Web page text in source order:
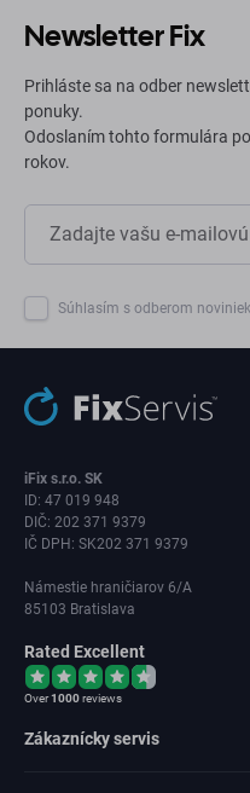
Newsletter Fix
Prihláste sa na odber
ponuky.
Odoslaním tohto formulára
rokov.
Súhlasím s odberom noviniek
iFix s.r.o. SK
ID: 47 019 948
DIČ: 202 371 9379
IČ DPH: SK202 371 9379
Námestie hraničiarov 6/A
85103 Bratislava
Rated Excellent
Over1000reviews
Zákaznícky servis